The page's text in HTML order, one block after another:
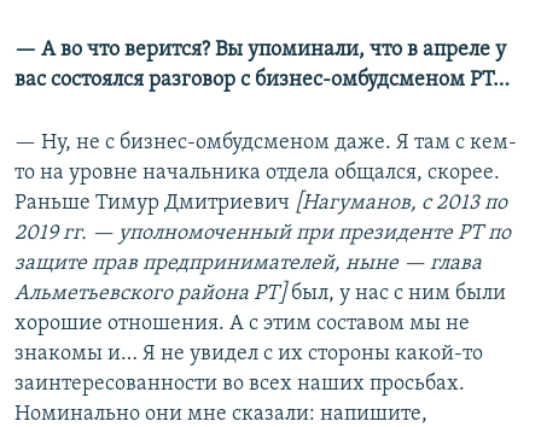
— А во что верится? Вы упоминали, что в апреле у
вас состоялся разговор с бизнес-омбудсменом РТ…
— Ну, не с бизнес-омбудсменом даже. Я там с кем-
то на уровне начальника отдела общался, скорее.
Раньше Тимур Дмитриевич [Нагуманов, с 2013 по
2019 гг. — уполномоченный при президенте РТ по
защите прав предпринимателей, ныне — глава
Альметьевского района РТ] был, у нас с ним были
хорошие отношения. А с этим составом мы не
знакомы и… Я не увидел с их стороны какой-то
заинтересованности во всех наших просьбах.
Номинально они мне сказали: напишите,